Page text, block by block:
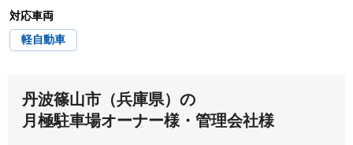
神戸市須磨区
神戸市灘区 神戸市西区
対応車両
軽自動車
丹波篠山市（兵庫県）の
月極駐車場オーナー様・管理会社様